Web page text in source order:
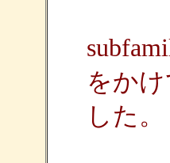
をか
した。